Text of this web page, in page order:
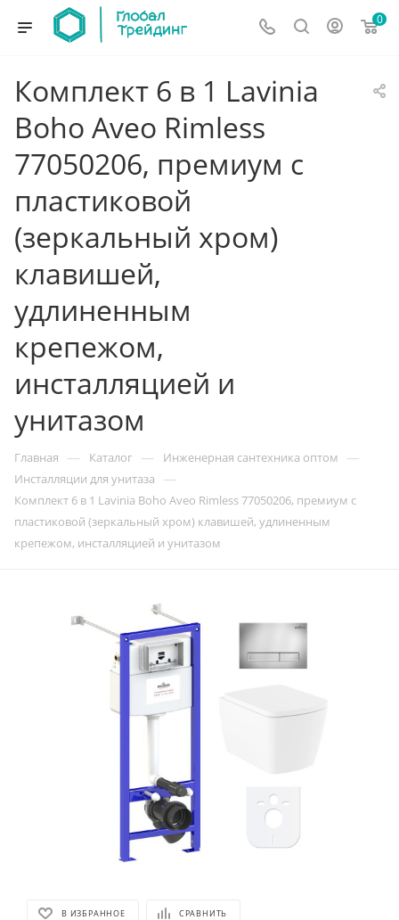
0
Комплект 6 в 1 Lavinia
Boho Aveo Rimless
77050206, премиум с
пластиковой
(зеркальный хром)
клавишей,
удлиненным
крепежом,
инсталляцией и
унитазом
Главная — Каталог — Инженерная сантехника оптом —
Инсталляции для унитаза —
Комплект 6 в 1 Lavinia Boho Aveo Rimless 77050206, премиум с
пластиковой (зеркальный хром) клавишей, удлиненным
крепежом, инсталляцией и унитазом
В ИЗБРАННОЕ СРАВНИТЬ